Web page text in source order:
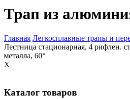
Трап из
Главная Легкосплавные трапы и
Лестница стационарная, 4 рифлен.
металла, 60°
X
Каталог товаров